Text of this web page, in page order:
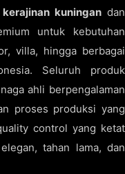
kerajinan kuningandan
untuk kebutuhan
villa, hingga berbagai
Seluruh produk
ahli berpengalaman
proses produksi yang
control yang ketat
tahan lama, dan